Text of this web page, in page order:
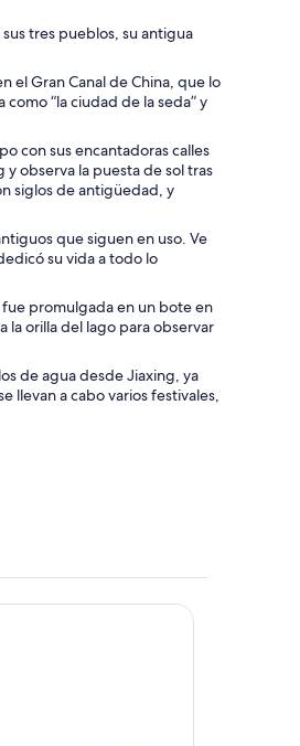
tres pueblos, su antigua
el Gran Canal de China, que lo
“la ciudad de la seda” y
con sus encantadoras calles
observa la puesta de sol tras
siglos de antigüedad, y
que siguen en uso. Ve
su vida a todo lo
promulgada en un bote en
la orilla del lago para observar
de agua desde Jiaxing, ya
llevan a cabo varios festivales,
Eco and Cultural Community